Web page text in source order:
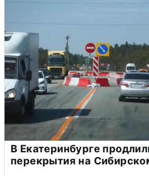
В Екатеринбурге
перекрытия на